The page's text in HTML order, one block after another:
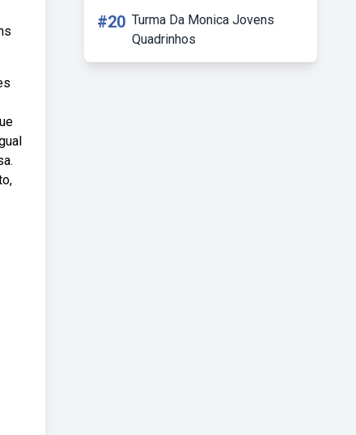
#20 Turma Da Monica Jovens
Quadrinhos